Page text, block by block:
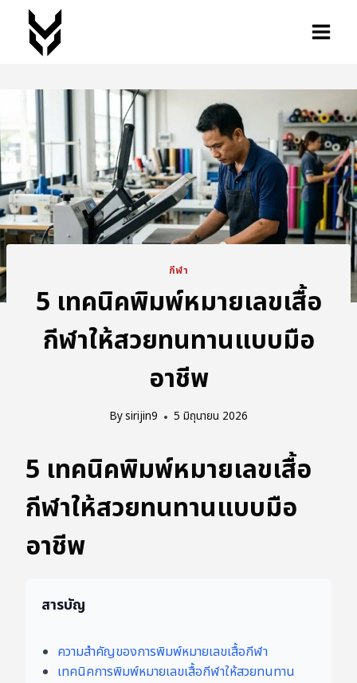
กีฬา
5 เทคนิคพิมพ์หมายเลขเสื้อ
กีฬาให้สวยทนทานแบบมือ
อาชีพ
Bysirijin9 5 มิถุนายน 2026
5 เทคนิคพิมพ์หมายเลขเสื้อ
กีฬาให้สวยทนทานแบบมือ
อาชีพ
สารบัญ
ความสำคัญของการพิมพ์หมายเลขเสื้อกีฬา
เทคนิคการพิมพ์หมายเลขเสื้อกีฬาให้สวยทนทาน